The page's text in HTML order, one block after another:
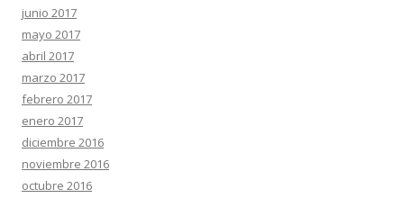
junio 2017
mayo 2017
abril 2017
marzo 2017
febrero 2017
enero 2017
diciembre 2016
noviembre 2016
octubre 2016